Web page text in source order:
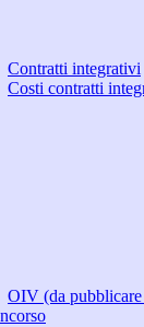
Contratti integrativi
Costi contratti
OIV (da